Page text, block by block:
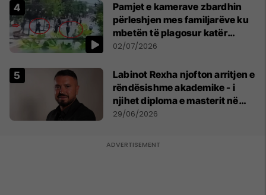
Pamjet e kamerave zbardhin
përleshjen mes familjarëve ku
mbetën të plagosur katër
persona
02/07/2026
Labinot Rexha njofton arritjen e
rëndësishme akademike - i
njihet diploma e masterit në
Psikologji në Zvicër
29/06/2026